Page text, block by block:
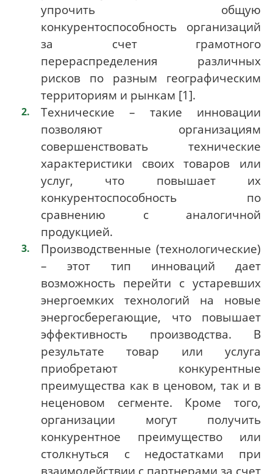
упрочить общую
конкурентоспособность организаций
за счет грамотного
перераспределения различных
рисков по разным географическим
территориям и рынкам [1].
Технические – такие инновации
позволяют организациям
совершенствовать технические
характеристики своих товаров или
услуг, что повышает их
конкурентоспособность по
сравнению с аналогичной
продукцией.
Производственные (технологические)
– этот тип инноваций дает
возможность перейти с устаревших
энергоемких технологий на новые
энергосберегающие, что повышает
эффективность производства. В
результате товар или услуга
приобретают конкурентные
преимущества как в ценовом, так и в
неценовом сегменте. Кроме того,
организации могут получить
конкурентное преимущество или
столкнуться с недостатками при
взаимодействии с партнерами за счет